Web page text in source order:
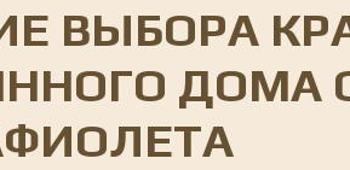
ВЫБОРА
ДОМА